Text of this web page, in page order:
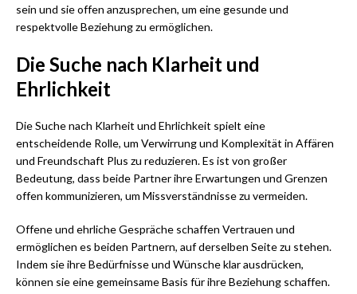
sein und sie offen anzusprechen, um eine gesunde und
respektvolle Beziehung zu ermöglichen.
Die Suche nach Klarheit und
Ehrlichkeit
Die Suche nach Klarheit und Ehrlichkeit spielt eine
entscheidende Rolle, um Verwirrung und Komplexität in Affären
und Freundschaft Plus zu reduzieren. Es ist von großer
Bedeutung, dass beide Partner ihre Erwartungen und Grenzen
offen kommunizieren, um Missverständnisse zu vermeiden.
Offene und ehrliche Gespräche schaffen Vertrauen und
ermöglichen es beiden Partnern, auf derselben Seite zu stehen.
Indem sie ihre Bedürfnisse und Wünsche klar ausdrücken,
können sie eine gemeinsame Basis für ihre Beziehung schaffen.